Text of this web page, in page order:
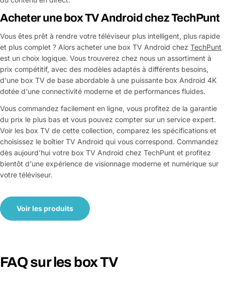
Acheter une box TV Android chez TechPunt
Vous êtes prêt à rendre votre téléviseur plus intelligent, plus rapide
et plus complet ? Alors acheter une box TV Android chez TechPunt
est un choix logique. Vous trouverez chez nous un assortiment à
prix compétitif, avec des modèles adaptés à différents besoins,
d'une box TV de base abordable à une puissante box Android 4K
dotée d'une connectivité moderne et de performances fluides.
Vous commandez facilement en ligne, vous profitez de la garantie
du prix le plus bas et vous pouvez compter sur un service expert.
Voir les box TV de cette collection, comparez les spécifications et
choisissez le boîtier TV Android qui vous correspond. Commandez
dès aujourd'hui votre box TV Android chez TechPunt et profitez
bientôt d'une expérience de visionnage moderne et numérique sur
votre téléviseur.
Voir les produits
FAQ sur les box TV